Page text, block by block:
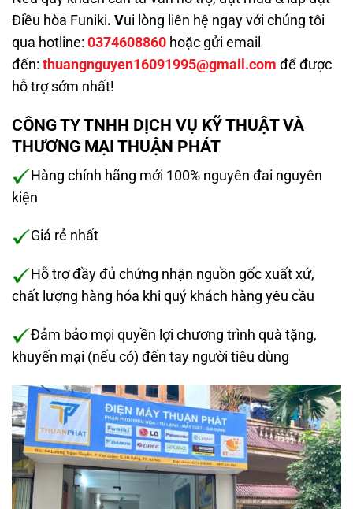
Điều hòa Funiki. Vui lòng liên hệ ngay với chúng tôi
qua hotline: 0374608860 hoặc gửi email
đến: thuangnguyen16091995@gmail.com để được
hỗ trợ sớm nhất!
CÔNG TY TNHH DỊCH VỤ KỸ THUẬT VÀ
THƯƠNG MẠI THUẬN PHÁT
Hàng chính hãng mới 100% nguyên đai nguyên
kiện
Giá rẻ nhất
Hỗ trợ đầy đủ chứng nhận nguồn gốc xuất xứ,
chất lượng hàng hóa khi quý khách hàng yêu cầu
Đảm bảo mọi quyền lợi chương trình quà tặng,
khuyến mại (nếu có) đến tay người tiêu dùng